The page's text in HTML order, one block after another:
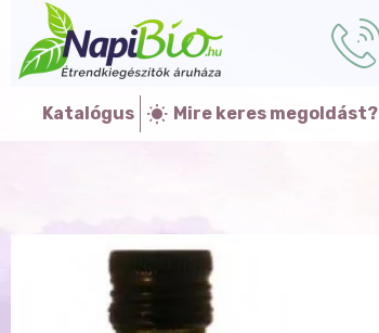
Katalógus Mire keres megoldást?